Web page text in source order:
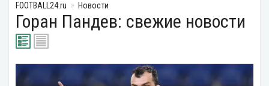
FOOTBALL24.ru Новости
Горан Пандев: свежие новости